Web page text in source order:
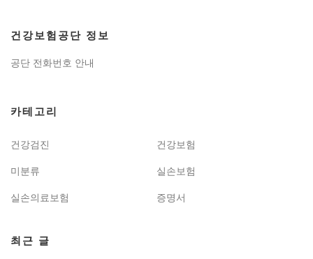
건강보험공단 정보
공단 전화번호 안내
카테고리
건강검진
건강보험
미분류
실손보험
실손의료보험
증명서
최근 글